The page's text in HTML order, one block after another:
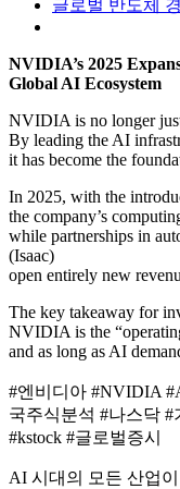
글로벌 반도체
NVIDIA’s 2025
Global AI Ecosystem
NVIDIA is no longer
By leading the AI
it has become the
In 2025, with the
the company’s
while partnerships in
(Isaac)
open entirely new
The key takeaway for
NVIDIA is the
and as long as AI
#엔비디아 #NVIDIA
국주식분석 #나스닥
#kstock #글로벌증시
AI 시대의 모든 산업